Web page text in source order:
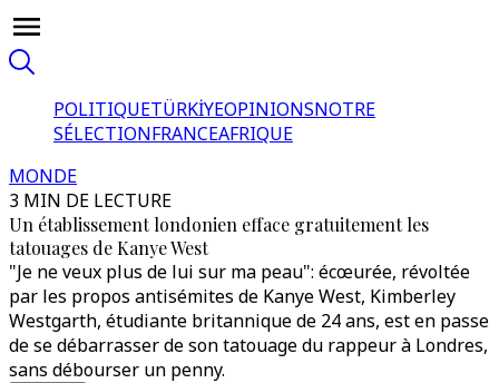
POLITIQUETÜRKİYEOPINIONSNOTRE
SÉLECTIONFRANCEAFRIQUE
MONDE
3 MIN DE LECTURE
Un établissement londonien efface gratuitement les
tatouages de Kanye West
"Je ne veux plus de lui sur ma peau": écœurée, révoltée
par les propos antisémites de Kanye West, Kimberley
Westgarth, étudiante britannique de 24 ans, est en passe
de se débarrasser de son tatouage du rappeur à Londres,
sans débourser un penny.